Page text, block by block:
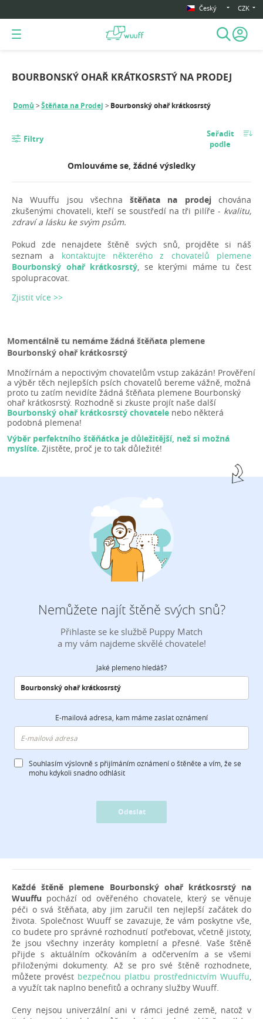
Český CZK
BOURBONSKÝ OHAŘ KRÁTKOSRSTÝ NA PRODEJ
Domů Štěňata na Prodej Bourbonský ohař krátkosrstý
Filtry
Seřadit
podle
Omlouváme se, žádné výsledky
Na Wuuffu jsou všechnaštěňata na prodejchována
zkušenými chovateli, kteří se soustředí na tři pilíře - kvalitu,
zdraví a lásku ke svým psům.
Pokud zde nenajdete štěně svých snů, projděte si náš
seznam a kontaktujte některého z chovatelů plemene
Bourbonský ohař krátkosrstý, se kterými máme tu čest
spolupracovat.
Zjistit více >>
Momentálně tu nemáme žádná štěňata plemene
Bourbonský ohař krátkosrstý
Množírnám a nepoctivým chovatelům vstup zakázán! Prověření
a výběr těch nejlepších psích chovatelů bereme vážně, možná
proto tu zatím nevidíte žádná štěňata plemene Bourbonský
ohař krátkosrstý. Rozhodně si zkuste projít naše další
Bourbonský ohař krátkosrstý chovatele nebo některá
podobná plemena!
Výběr perfektního štěňátka je důležitější, než si možná
myslíte. Zjistěte, proč je to tak důležité!
Nemůžete najít štěně svých snů?
Přihlaste se ke službě Puppy Match
a my vám najdeme skvělé chovatele!
Jaké plemeno hledáš?
E-mailová adresa, kam máme zaslat oznámení
Souhlasím výslovně s přijímáním oznámení o štěněte a vím, že se
mohu kdykoli snadno odhlásit
Odeslat
Každé štěně plemene Bourbonský ohař krátkosrstý na
Wuuffu pochází od ověřeného chovatele, který se věnuje
péči o svá štěňata, aby jim zaručil ten nejlepší začátek do
života. Společnost Wuuff se zavazuje, že vám poskytne vše,
co budete pro správné rozhodnutí potřebovat, včetně jistoty,
že jsou všechny inzeráty kompletní a přesné. Vaše štěně
přijde s aktuálním očkováním a odčervením a se všemi
přiloženými dokumenty. Až se pro své štěně rozhodnete,
můžete provést bezpečnou platbu prostřednictvím Wuuffu
a využít tak naplno benefitů a ochrany služby Wuuff.
Ceny nejsou univerzální ani v rámci jedné země, natož v